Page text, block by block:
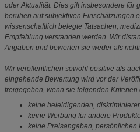
oder Aktualität. Dies gilt insbesondere für
beruhen auf subjektiven Einschätzungen
wissenschaftlich belegte Tatsachen,
Empfehlung verstanden werden. Wir
Angaben und bewerten sie weder als
Wir veröffentlichen sowohl positive als
eingehende Bewertung wird vor der
freigegeben, wenn sie folgenden Kriterien
keine beleidigenden,
keine Werbung für andere
keine Preisangaben, persönlichen